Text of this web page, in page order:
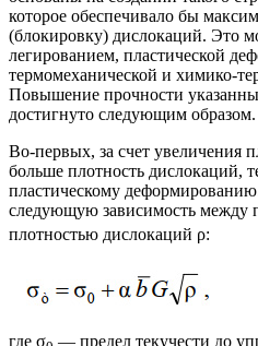
которое обеспечивало бы
(блокировку) дислокаций. Это
легированием, пластической
термомеханической и химико-
Повышение прочности
достигнуто следующим образом.
Во-первых, за счет увеличения
больше плотность дислокаций,
пластическому
следующую зависимость между
плотностью дислокаций ρ:
где σ
— предел текучести до